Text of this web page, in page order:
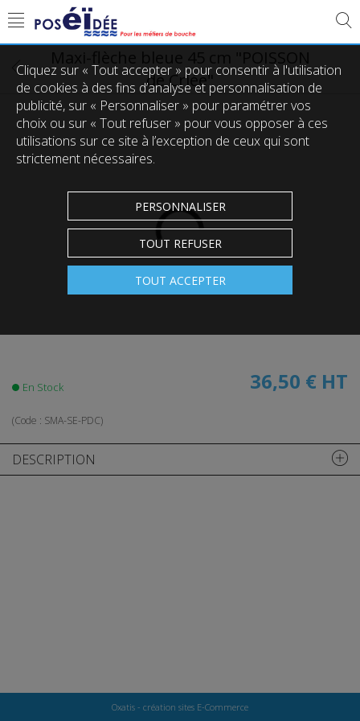
de Criée"
En Stock 36,50 € HT
(Code : SMA-SE-PDC)
DESCRIPTION
Cliquez sur « Tout accepter » pour consentir à l'utilisation
de cookies à des fins d’analyse et personnalisation de
publicité, sur « Personnaliser » pour paramétrer vos
choix ou sur « Tout refuser » pour vous opposer à ces
utilisations sur ce site à l’exception de ceux qui sont
strictement nécessaires.
PERSONNALISER
TOUT REFUSER
TOUT ACCEPTER
Oxatis - création sites E-Commerce